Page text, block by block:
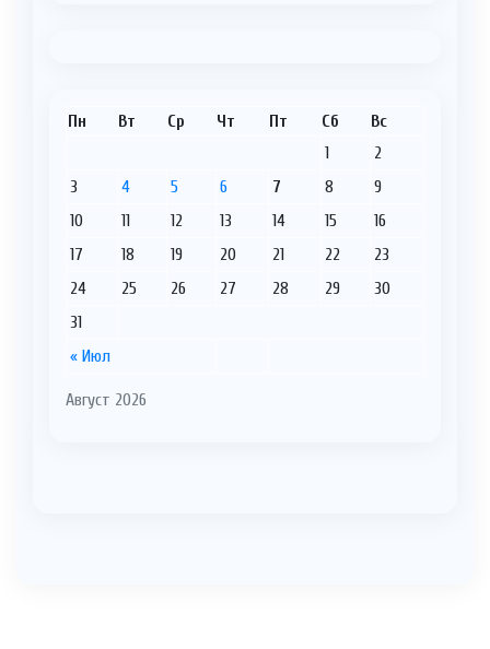
Август 2026
Пн Вт Ср Чт Пт Сб Вс
« Июл
1
2
3
4 5 6 7 8
9
10
11 12 13 14 15
16
17
18 19 20 21 22
23
24
25 26 27 28 29
30
31